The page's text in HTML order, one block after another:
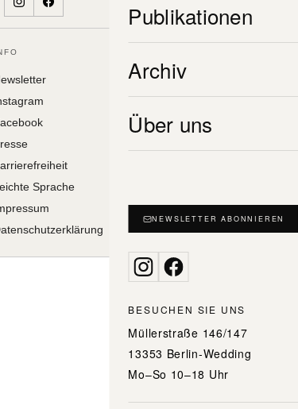
Publikationen
Archiv
POW (15/16)
Über uns
NEWSLETTER ABONNIEREN
BESUCHEN SIE UNS
Müllerstraße 146/147
13353 Berlin-Wedding
Mo–So 10–18 Uhr
nach:
Sprache